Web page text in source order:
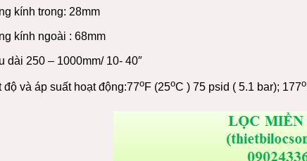
kính trong: 28mm
kính ngoài : 68mm
dài 250 – 1000mm/ 10- 40″
độ và áp suất hoạt động:77oF (25oC ) 75 psid ( 5.1 bar); 177o